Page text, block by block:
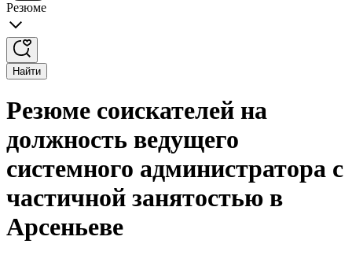
Резюме
Найти
Резюме соискателей на
должность ведущего
системного администратора с
частичной занятостью в
Арсеньеве